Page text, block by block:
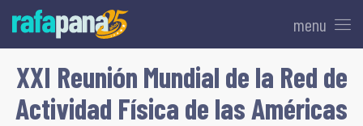
menu
XXI Reunión Mundial de la Red de
Actividad Física de las Américas